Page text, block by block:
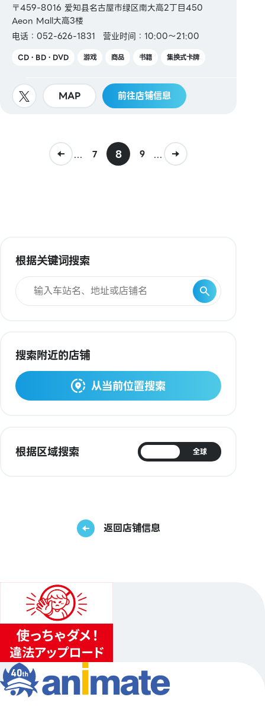
〒459-8016 爱知县名古屋市绿区南大高2丁目450
Aeon Mall大高3楼
电话：052-626-1831
营业时间：10:00～21:00
CD・BD・DVD 游戏 商品 书籍 集换式卡牌
MAP 前往店铺信息
... 7 8 9 ...
根据关键词搜索
搜索附近的店铺
从当前位置搜索
根据区域搜索 全球
返回店铺信息